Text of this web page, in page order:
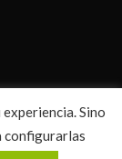
|Sitemap
Sino
configurarlas